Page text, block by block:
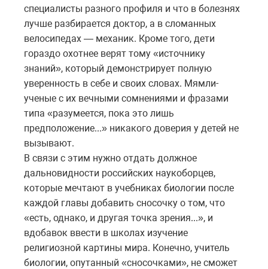
специалисты разного профиля и что в болезнях
лучше разбирается доктор, а в сломанных
велосипедах — механик. Кроме того, дети
гораздо охотнее верят тому «источнику
знаний», который демонстрирует полную
уверенность в себе и своих словах. Мямли-
ученые с их вечными сомнениями и фразами
типа «разумеется, пока это лишь
предположение...» никакого доверия у детей не
вызывают.
В связи с этим нужно отдать должное
дальновидности российских наукоборцев,
которые мечтают в учебниках биологии после
каждой главы добавить сносочку о том, что
«есть, однако, и другая точка зрения...», и
вдобавок ввести в школах изучение
религиозной картины мира. Конечно, учитель
биологии, опутанный «сносочками», не сможет